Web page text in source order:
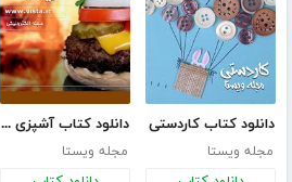
دانلود کتاب کاردستی
مجله ویستا
دانلود کتاب آشپزی - غذاهای آماده و فوری
مجله ویستا